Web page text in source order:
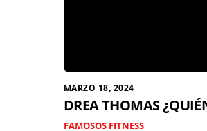
MARZO 18, 2024
DREA THOMAS
FAMOSOS FITNESS